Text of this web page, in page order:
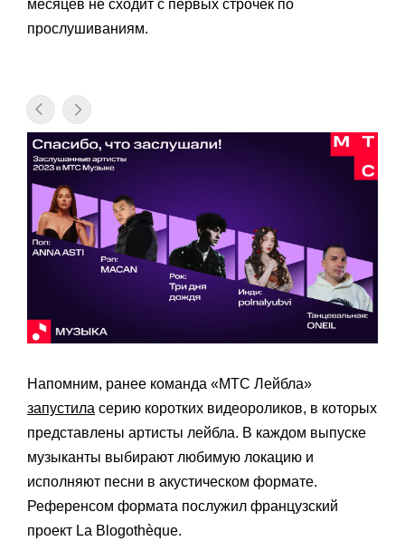
месяцев не сходит с первых строчек по
прослушиваниям.
Напомним, ранее команда «МТС Лейбла»
запустила серию коротких видеороликов, в которых
представлены артисты лейбла. В каждом выпуске
музыканты выбирают любимую локацию и
исполняют песни в акустическом формате.
Референсом формата послужил французский
проект La Blogothèque.